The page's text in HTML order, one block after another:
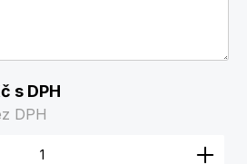
s DPH
DPH
Zadejte požadované